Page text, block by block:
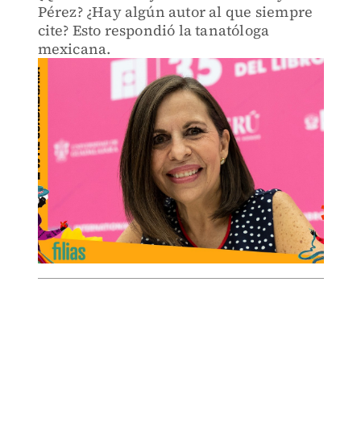
Pérez? ¿Hay algún autor al que siempre
cite? Esto respondió la tanatóloga
mexicana.